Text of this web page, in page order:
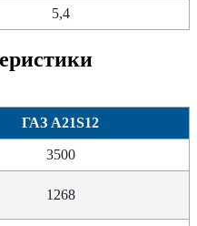
5,4
ГАЗ А21S12
3500
1268